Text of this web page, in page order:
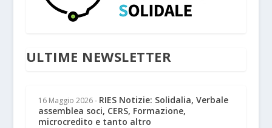
ULTIME NEWSLETTER
16 Maggio 2026 - RIES Notizie: Solidalia, Verbale
assemblea soci, CERS, Formazione,
microcredito e tanto altro